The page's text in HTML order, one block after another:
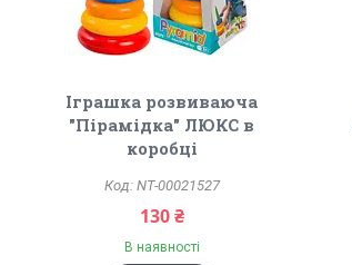
Іграшка розвиваюча
"Пірамідка" ЛЮКС в
коробці
NT-00021527
130 ₴
В наявності